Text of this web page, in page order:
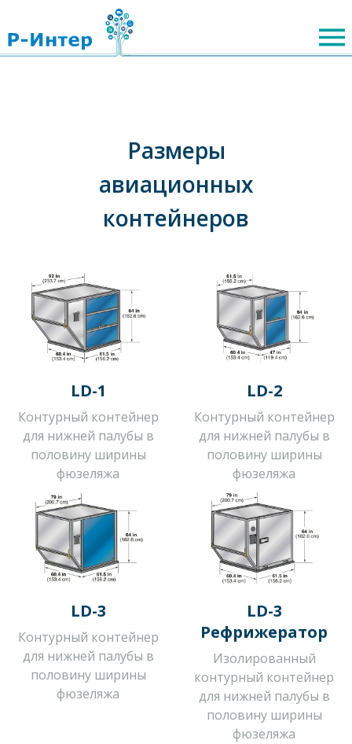
Размеры
авиационных
контейнеров
LD-1
Контурный контейнер
для нижней палубы в
половину ширины
фюзеляжа
LD-2
Контурный контейнер
для нижней палубы в
половину ширины
фюзеляжа
LD-3
Контурный контейнер
для нижней палубы в
половину ширины
фюзеляжа
LD-3
Рефрижератор
Изолированный
контурный контейнер
для нижней палубы в
половину ширины
фюзеляжа